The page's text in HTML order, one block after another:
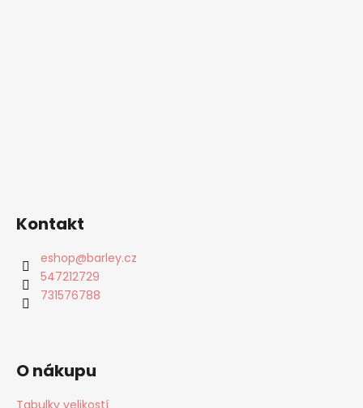
Kontakt
eshop@barley.cz
547212729
731576788
O nákupu
Tabulky velikostí